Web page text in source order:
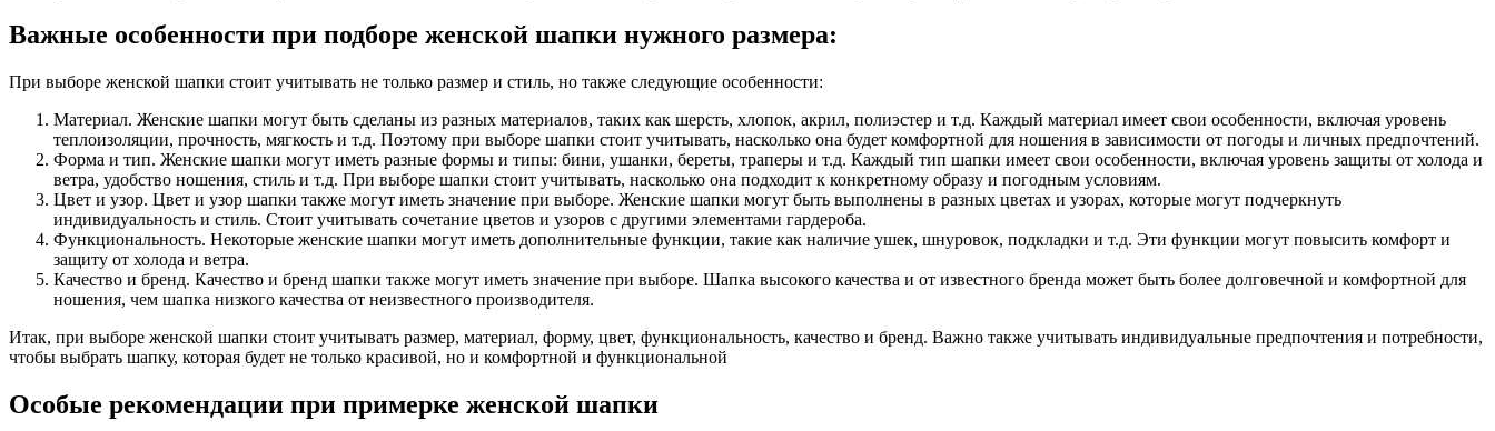
Важные особенности при подборе женской шапки нужного размера:
При выборе женской шапки стоит учитывать не только размер и стиль, но также следующие особенности:
Материал. Женские шапки могут быть сделаны из разных материалов, таких как шерсть, хлопок, акрил, полиэстер и т.д. Каждый материал имеет свои особенности, включая уровень
теплоизоляции, прочность, мягкость и т.д. Поэтому при выборе шапки стоит учитывать, насколько она будет комфортной для ношения в зависимости от погоды и личных предпочтений.
Форма и тип. Женские шапки могут иметь разные формы и типы: бини, ушанки, береты, траперы и т.д. Каждый тип шапки имеет свои особенности, включая уровень защиты от холода и
ветра, удобство ношения, стиль и т.д. При выборе шапки стоит учитывать, насколько она подходит к конкретному образу и погодным условиям.
Цвет и узор. Цвет и узор шапки также могут иметь значение при выборе. Женские шапки могут быть выполнены в разных цветах и узорах, которые могут подчеркнуть
индивидуальность и стиль. Стоит учитывать сочетание цветов и узоров с другими элементами гардероба.
Функциональность. Некоторые женские шапки могут иметь дополнительные функции, такие как наличие ушек, шнуровок, подкладки и т.д. Эти функции могут повысить комфорт и
защиту от холода и ветра.
Качество и бренд. Качество и бренд шапки также могут иметь значение при выборе. Шапка высокого качества и от известного бренда может быть более долговечной и комфортной для
ношения, чем шапка низкого качества от неизвестного производителя.
Итак, при выборе женской шапки стоит учитывать размер, материал, форму, цвет, функциональность, качество и бренд. Важно также учитывать индивидуальные предпочтения и потребности,
чтобы выбрать шапку, которая будет не только красивой, но и комфортной и функциональной
Особые рекомендации при примерке женской шапки